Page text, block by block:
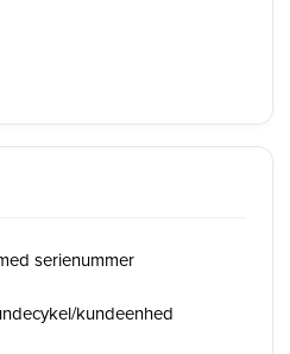
serienummer
kundeenhed